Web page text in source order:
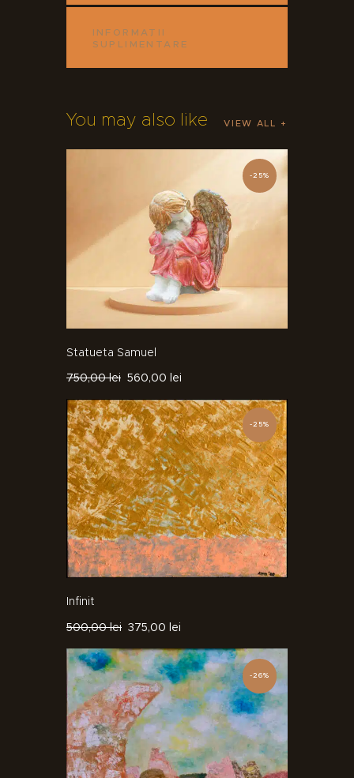
INFORMAȚII
SUPLIMENTARE
You may also like VIEW ALL
-25%
Statueta Samuel
750,00 lei 560,00 lei
-25%
Infinit
500,00 lei 375,00 lei
-26%